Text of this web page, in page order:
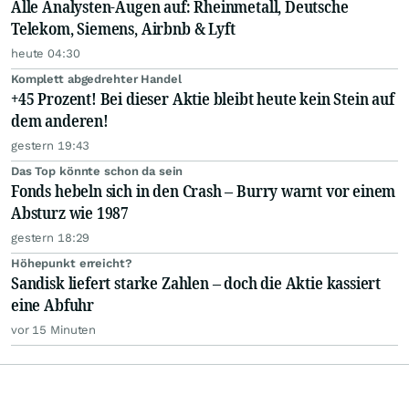
Alle Analysten-Augen auf: Rheinmetall, Deutsche
Telekom, Siemens, Airbnb & Lyft
heute 04:30
Komplett abgedrehter Handel
+45 Prozent! Bei dieser Aktie bleibt heute kein Stein auf
dem anderen!
gestern 19:43
Das Top könnte schon da sein
Fonds hebeln sich in den Crash – Burry warnt vor einem
Absturz wie 1987
gestern 18:29
Höhepunkt erreicht?
Sandisk liefert starke Zahlen – doch die Aktie kassiert
eine Abfuhr
vor 15 Minuten